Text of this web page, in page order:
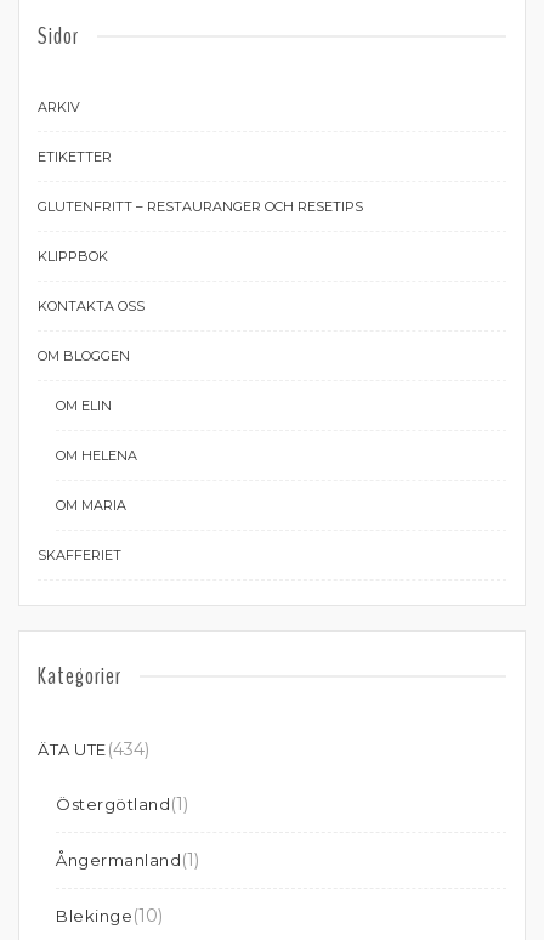
Sidor
ARKIV
ETIKETTER
GLUTENFRITT – RESTAURANGER OCH RESETIPS
KLIPPBOK
KONTAKTA OSS
OM BLOGGEN
OM ELIN
OM HELENA
OM MARIA
SKAFFERIET
Kategorier
ÄTA UTE(434)
Östergötland(1)
Ångermanland(1)
Blekinge(10)